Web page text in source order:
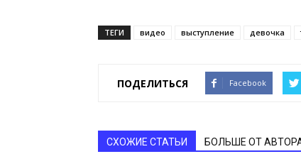
ТЕГИ видео выступление девочка
ПОДЕЛИТЬСЯ Facebook
СХОЖИЕ СТАТЬИ БОЛЬШЕ ОТ